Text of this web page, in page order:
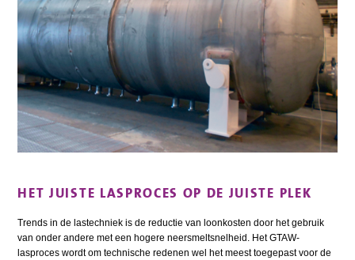
HET JUISTE LASPROCES OP DE JUISTE PLEK
Trends in de lastechniek is de reductie van loonkosten door het gebruik
van onder andere met een hogere neersmeltsnelheid. Het GTAW-
lasproces wordt om technische redenen wel het meest toegepast voor de